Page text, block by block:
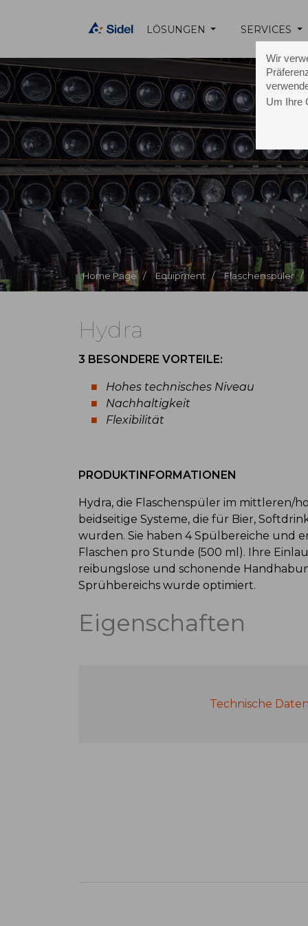
Wir
Um Ihre
LÖSUNGEN SERVICES
Home Page / Equipment / Flaschenspüler /
Hydra
3 BESONDERE VORTEILE:
Hohes technisches Niveau
Nachhaltigkeit
Flexibilität
PRODUKTINFORMATIONEN
Hydra, die Flaschenspüler im mittleren/
beidseitige Systeme, die für Bier,
wurden. Sie haben 4 Spülbereiche und
Flaschen pro Stunde (500 ml). Ihre
reibungslose und schonende
Sprühbereichs wurde optimiert.
Eigenschaften
Technische